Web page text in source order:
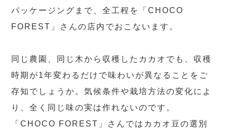
パッケージングまで、全工程を「CHOCO
FOREST」さんの店内でおこないます。
同じ農園、同じ木から収穫したカカオでも、収穫
時期が1年変わるだけで味わいが異なることをご
存知でしょうか。気候条件や栽培方法の変化によ
り、全く同じ味の実は作れないのです。
「CHOCO FOREST」さんではカカオ豆の選別